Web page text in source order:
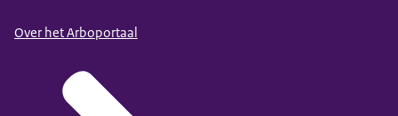
Over het Arboportaal